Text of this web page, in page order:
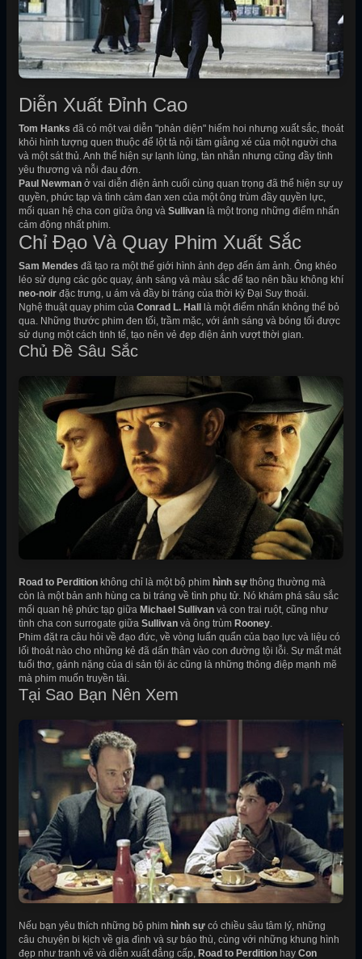
Diễn Xuất Đỉnh Cao
Tom Hanks đã có một vai diễn "phản diện" hiếm hoi nhưng xuất sắc, thoát
khỏi hình tượng quen thuộc để lột tả nội tâm giằng xé của một người cha
và một sát thủ. Anh thể hiện sự lạnh lùng, tàn nhẫn nhưng cũng đầy tình
yêu thương và nỗi đau đớn.
Paul Newman ở vai diễn điện ảnh cuối cùng quan trọng đã thể hiện sự uy
quyền, phức tạp và tình cảm đan xen của một ông trùm đầy quyền lực,
mối quan hệ cha con giữa ông và Sullivan là một trong những điểm nhấn
cảm động nhất phim.
Chỉ Đạo Và Quay Phim Xuất Sắc
Sam Mendes đã tạo ra một thế giới hình ảnh đẹp đến ám ảnh. Ông khéo
léo sử dụng các góc quay, ánh sáng và màu sắc để tạo nên bầu không khí
neo-noir đặc trưng, u ám và đầy bi tráng của thời kỳ Đại Suy thoái.
Nghệ thuật quay phim của Conrad L. Hall
là một điểm nhấn không thể bỏ
qua. Những thước phim đen tối, trầm mặc, với ánh sáng và bóng tối được
sử dụng một cách tinh tế, tạo nên vẻ đẹp điện ảnh vượt thời gian.
Chủ Đề Sâu Sắc
Road to Perdition không chỉ là một bộ phim hình sự thông thường mà
còn là một bản anh hùng ca bi tráng về tình phụ tử. Nó khám phá sâu sắc
mối quan hệ phức tạp giữa Michael Sullivan và con trai ruột, cũng như
tình cha con surrogate giữa Sullivan và ông trùm Rooney.
Phim đặt ra câu hỏi về đạo đức, về vòng luẩn quẩn của bạo lực và liệu có
lối thoát nào cho những kẻ đã dấn thân vào con đường tội lỗi. Sự mất mát
tuổi thơ, gánh nặng của di sản tội ác cũng là những thông điệp mạnh mẽ
mà phim muốn truyền tải.
Tại Sao Bạn Nên Xem
Nếu bạn yêu thích những bộ phim hình sự có chiều sâu tâm lý, những
câu chuyện bi kịch về gia đình và sự báo thù, cùng với những khung hình
đẹp như tranh vẽ và diễn xuất đẳng cấp, Road to Perdition hay Con